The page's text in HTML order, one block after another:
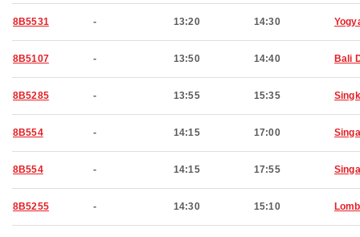
8B5531 - 13:20 14:30
8B5107 - 13:50 14:40 Bali
8B5285 - 13:55 15:35
8B554 - 14:15 17:00
8B554 - 14:15 17:55
8B5255 - 14:30 15:10